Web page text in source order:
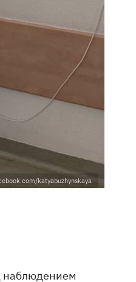
katyabuzhynskaya
наблюдением